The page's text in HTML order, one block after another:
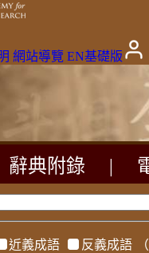
網站導覽 EN基礎版
辭典附錄
近義成語 反義成語